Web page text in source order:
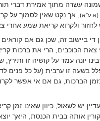
עשרה מתוך אמירת דברי
ע''א), אך נקט שאין לסמוך על
ולקרוא קריאת שמע אחרי
די ביישוב זה, שכן גם אם
הכוכבים, הרי את ברכות
יונה עמד על קושיה זו ותירץ,
בשעה זו ערבית (על כל פנים
הברכות, גם אם אי אפשר
יש לשאול, כיוון שאינו זמן
אותה בבית הכנסת, היאך יוצא